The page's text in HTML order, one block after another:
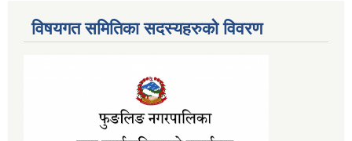
विषयगत समितिका सदस्यहरुको विवरण